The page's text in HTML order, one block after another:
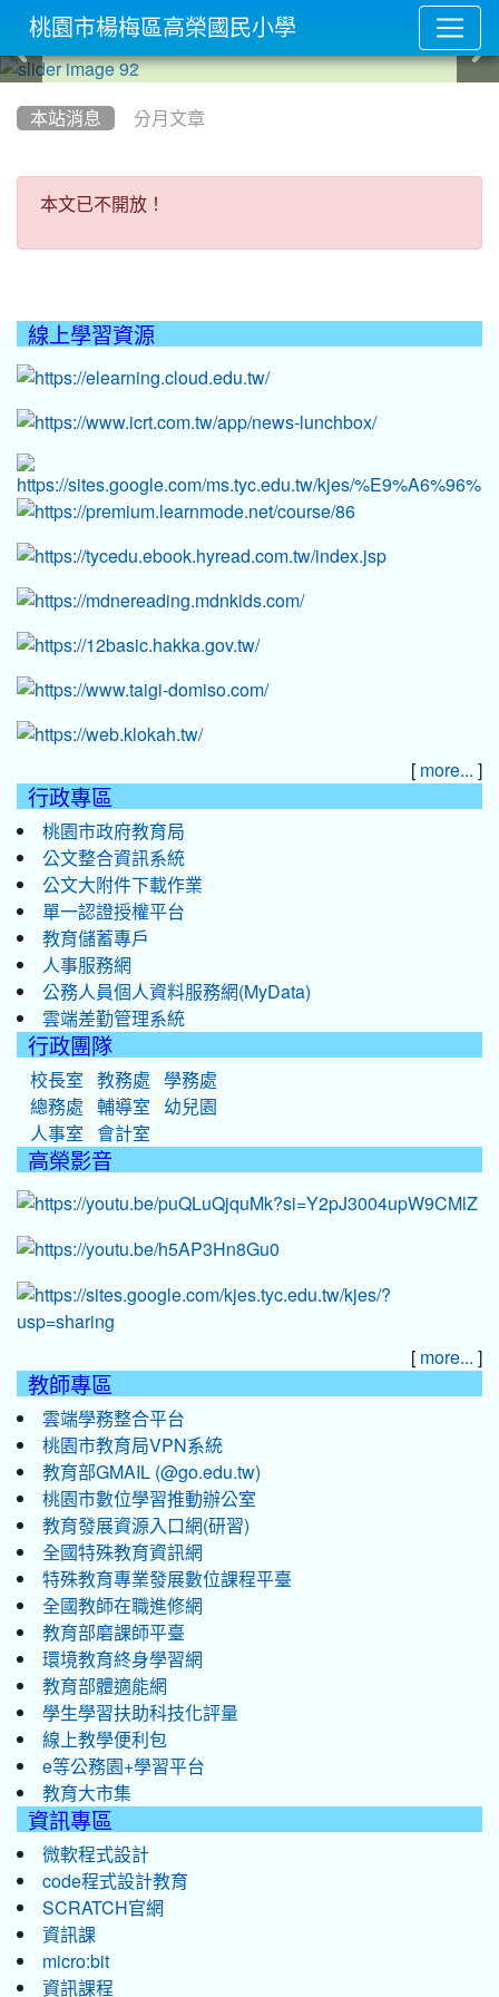
本站消息 分月文章
本文已不開放！
本文已不開放！
線上學習資源
[ more... ]
行政專區
桃園市政府教育局
公文整合資訊系統
公文大附件下載作業
單一認證授權平台
教育儲蓄專戶
人事服務網
公務人員個人資料服務網(MyData)
雲端差勤管理系統
行政團隊
校長室 教務處
學務處
總務處
輔導室
幼兒園
人事室
會計室
高榮影音
[ more... ]
教師專區
雲端學務整合平台
桃園市教育局VPN系統
教育部GMAIL (@go.edu.tw)
桃園市數位學習推動辦公室
教育發展資源入口網(研習)
全國特殊教育資訊網
特殊教育專業發展數位課程平臺
全國教師在職進修網
教育部磨課師平臺
環境教育終身學習網
教育部體適能網
學生學習扶助科技化評量
線上教學便利包
e等公務園+學習平台
教育大市集
資訊專區
微軟程式設計
code程式設計教育
SCRATCH官網
資訊課
micro:bit
資訊課程
桃園市楊梅區高榮國民小學